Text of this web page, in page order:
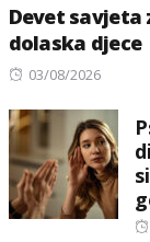
Devet savjeta
dolaska djece
Posted
03/08/2026